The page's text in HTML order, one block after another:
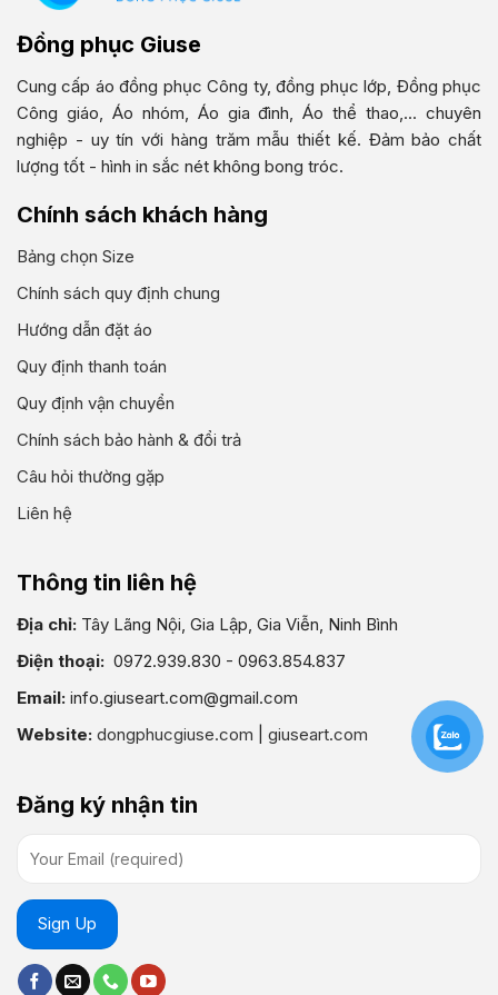
Đồng phục Giuse
Cung cấp áo đồng phục Công ty, đồng phục lớp, Đồng phục
Công giáo, Áo nhóm, Áo gia đình, Áo thể thao,... chuyên
nghiệp - uy tín với hàng trăm mẫu thiết kế. Đảm bảo chất
lượng tốt - hình in sắc nét không bong tróc.
Chính sách khách hàng
Bảng chọn Size
Chính sách quy định chung
Hướng dẫn đặt áo
Quy định thanh toán
Quy định vận chuyển
Chính sách bảo hành & đổi trả
Câu hỏi thường gặp
Liên hệ
Thông tin liên hệ
Địa chỉ: Tây Lãng Nội, Gia Lập, Gia Viễn, Ninh Bình
Điện thoại: 0972.939.830 - 0963.854.837
Email: info.giuseart.com@gmail.com
Website: dongphucgiuse.com giuseart.com
Đăng ký nhận tin